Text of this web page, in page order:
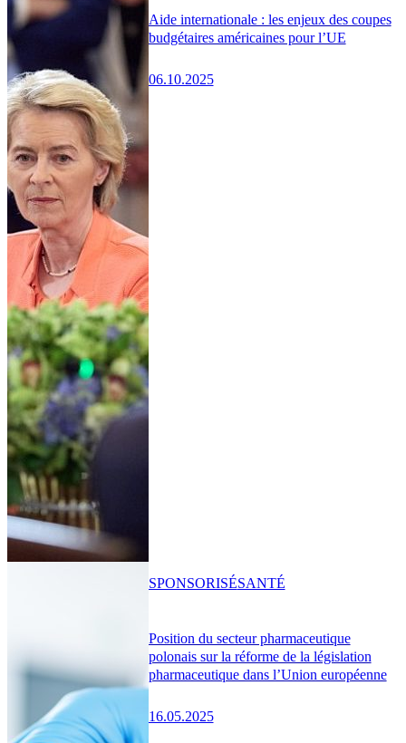
Aide internationale : les enjeux des coupes
budgétaires américaines pour l’UE
06.10.2025
Position du secteur pharmaceutique
polonais sur la réforme de la législation
pharmaceutique dans l’Union européenne
16.05.2025
SPONSORISÉSANTÉ